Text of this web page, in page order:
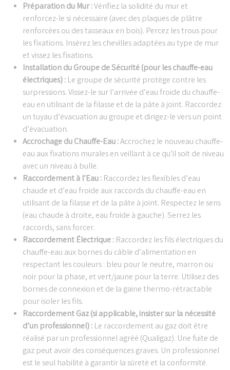
Préparation du Mur :Vérifiez la solidité du mur et
renforcez-le si nécessaire (avec des plaques de plâtre
renforcées ou des tasseaux en bois). Percez les trous pour
les fixations. Insérez les chevilles adaptées au type de mur
et vissez les fixations.
Installation du Groupe de Sécurité (pour les chauffe-eau
électriques) : Le groupe de sécurité protège contre les
surpressions. Vissez-le sur l’arrivée d’eau froide du chauffe-
eau en utilisant de la filasse et de la pâte à joint. Raccordez
un tuyau d’évacuation au groupe et dirigez-le vers un point
d’évacuation.
Accrochage du Chauffe-Eau :Accrochez le nouveau chauffe-
eau aux fixations murales en veillant à ce qu’il soit de niveau
avec un niveau à bulle.
Raccordement à l’Eau : Raccordez les flexibles d’eau
chaude et d’eau froide aux raccords du chauffe-eau en
utilisant de la filasse et de la pâte à joint. Respectez le sens
(eau chaude à droite, eau froide à gauche). Serrez les
raccords, sans forcer.
Raccordement Électrique : Raccordez les fils électriques du
chauffe-eau aux bornes du câble d’alimentation en
respectant les couleurs : bleu pour le neutre, marron ou
noir pour la phase, et vert/jaune pour la terre. Utilisez des
bornes de connexion et de la gaine thermo-rétractable
pour isoler les fils.
Raccordement Gaz (si applicable, insister sur la nécessité
d’un professionnel) : Le raccordement au gaz doit être
réalisé par un professionnel agréé (Qualigaz). Une fuite de
gaz peut avoir des conséquences graves. Un professionnel
est le seul habilité à garantir la sûreté et la conformité.